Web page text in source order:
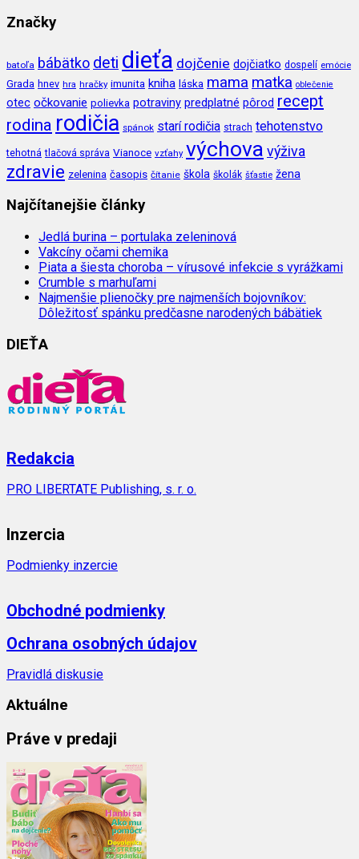
Značky
batoľa bábätko deti dieťa dojčenie dojčiatko dospelí emócie
Grada hnev hra hračky imunita kniha láska mama matka oblečenie
otec očkovanie polievka potraviny predplatné pôrod recept
rodina rodičia spánok starí rodičia strach tehotenstvo
tehotná tlačová správa Vianoce vzťahy výchova výživa
zdravie zelenina časopis čítanie škola školák šťastie žena
Najčítanejšie články
Jedlá burina – portulaka zeleninová
Vakcíny očami chemika
Piata a šiesta choroba – vírusové infekcie s vyrážkami
Crumble s marhuľami
Najmenšie plienočky pre najmenších bojovníkov:
Dôležitosť spánku predčasne narodených bábätiek
DIEŤA
Redakcia
PRO LIBERTATE Publishing, s. r. o.
Inzercia
Podmienky inzercie
Obchodné podmienky
Ochrana osobných údajov
Pravidlá diskusie
Aktuálne
Práve v predaji